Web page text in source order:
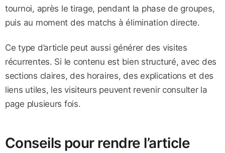
tournoi, après le tirage, pendant la phase de groupes,
puis au moment des matchs à élimination directe.
Ce type d’article peut aussi générer des visites
récurrentes. Si le contenu est bien structuré, avec des
sections claires, des horaires, des explications et des
liens utiles, les visiteurs peuvent revenir consulter la
page plusieurs fois.
Conseils pour rendre l’article